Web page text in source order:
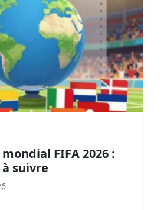
FIFA 2026 :
suivre